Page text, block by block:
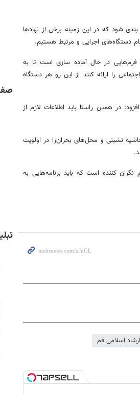
شود که در این زمینه برخی از نهادها
دستگاه‌های اجرایی و مرتبط هستیم.
در حال آماده سازی است تا به
را ارائه کنند از این رو هر دستگاه
در همین راستا باید اطلاعات لازم از
نشینی و محل‌های بحران‌زا در اولویت
کننده است که باید برنامه‌هایی به
اسلامی قم